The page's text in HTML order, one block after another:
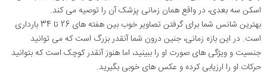
اسکن سه بعدی، در واقع همان زمانی پزشک آن را توصیه می کند.
بهترین شانس شما برای گرفتن تصاویر خوب بین هفته های 26 تا 34 بارداری
است. در این بازه زمانی، جنین درون شما آنقدر بزرگ است که می توانید
جنسیت و ویژگی های صورت او را ببینید، اما هنوز آنقدر کوچک است که بتوانید
حرکات او را ارزیابی کرده و عکس های خوبی بگیرید.